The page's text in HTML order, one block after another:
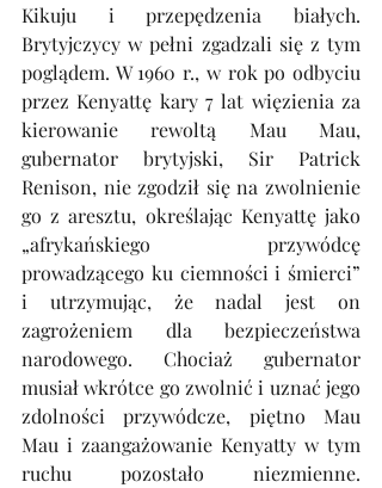
Kikuju i przepędzenia białych.
Brytyjczycy w pełni zgadzali się z tym
poglądem. W 1960 r., w rok po odbyciu
przez Kenyattę kary 7 lat więzienia za
kierowanie rewoltą Mau Mau,
gubernator brytyjski, Sir Patrick
Renison, nie zgodził się na zwolnienie
go z aresztu, określając Kenyattę jako
„afrykańskiego przywódcę
prowadzącego ku ciemności i śmierci”
i utrzymując, że nadal jest on
zagrożeniem dla bezpieczeństwa
narodowego. Chociaż gubernator
musiał wkrótce go zwolnić i uznać jego
zdolności przywódcze, piętno Mau
Mau i zaangażowanie Kenyatty w tym
ruchu pozostało niezmienne.